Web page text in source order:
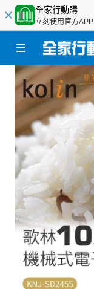
全家行動購
立刻使用官方APP